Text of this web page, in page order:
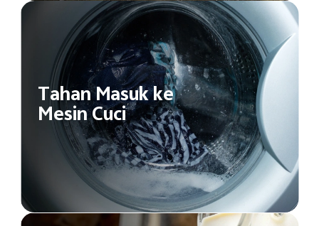
Tahan Masuk ke
Mesin Cuci